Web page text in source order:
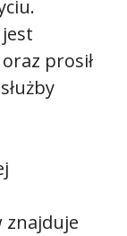
prosił
znajduje